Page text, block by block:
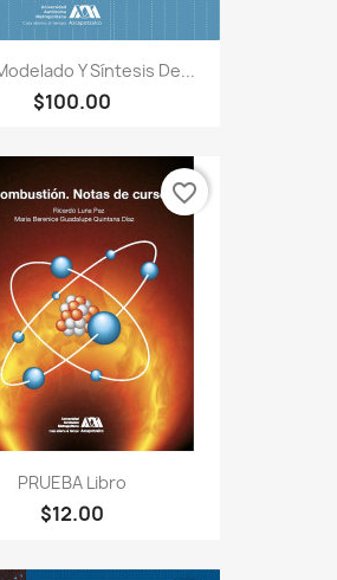
Y Síntesis De...
$100.00
PRUEBA Libro
$12.00
favorite_border